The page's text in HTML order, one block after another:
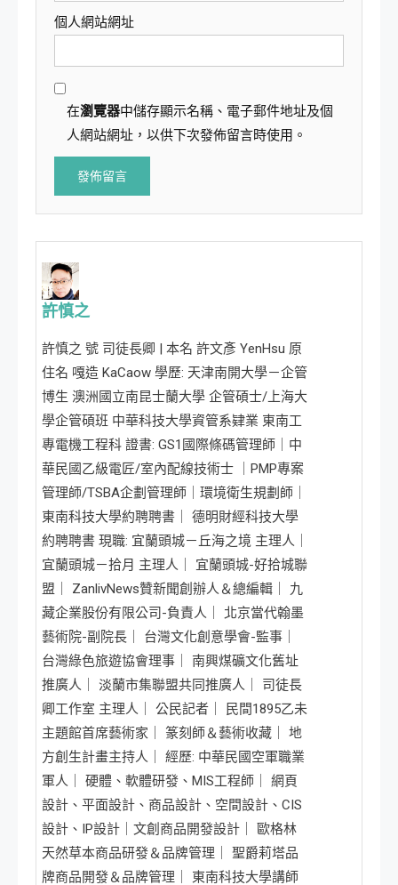
個人網站網址
在瀏覽器中儲存顯示名稱、電子郵件地址及個
人網站網址，以供下次發佈留言時使用。
許慎之
許慎之 號 司徒長卿 | 本名 許文彥 YenHsu 原
住名 嘎造 KaCaow 學歷: 天津南開大學－企管
博生 澳洲國立南昆士蘭大學 企管碩士/上海大
學企管碩班 中華科技大學資管系肄業 東南工
專電機工程科 證書: GS1國際條碼管理師｜中
華民國乙級電匠/室內配線技術士 ｜PMP專案
管理師/TSBA企劃管理師｜環境衛生規劃師｜
東南科技大學約聘聘書｜ 德明財經科技大學
約聘聘書 現職: 宜蘭頭城－丘海之境 主理人｜
宜蘭頭城－拾月 主理人｜ 宜蘭頭城-好拾城聯
盟｜ ZanlivNews贊新聞創辦人＆總編輯｜ 九
藏企業股份有限公司-負責人｜ 北京當代翰墨
藝術院-副院長｜ 台灣文化創意學會-監事｜
台灣綠色旅遊協會理事｜ 南興煤礦文化舊址
推廣人｜ 淡蘭市集聯盟共同推廣人｜ 司徒長
卿工作室 主理人｜ 公民記者｜ 民間1895乙未
主題館首席藝術家｜ 篆刻師＆藝術收藏｜ 地
方創生計畫主持人｜ 經歷: 中華民國空軍職業
軍人｜ 硬體、軟體研發、MIS工程師｜ 網頁
設計、平面設計、商品設計、空間設計、CIS
設計、IP設計｜文創商品開發設計｜ 歐格林
天然草本商品研發＆品牌管理｜ 聖爵莉塔品
牌商品開發＆品牌管理｜ 東南科技大學講師